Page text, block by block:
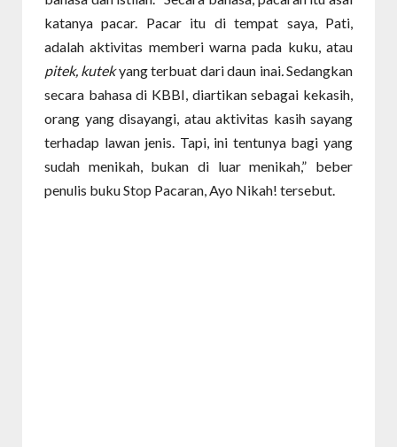
katanya pacar. Pacar itu di tempat saya, Pati,
adalah aktivitas memberi warna pada kuku, atau
pitek, kutekyang terbuat dari daun inai.Sedangkan
secara bahasa di KBBI, diartikan sebagai kekasih,
orang yang disayangi, atau aktivitas kasih sayang
terhadap lawan jenis. Tapi, ini tentunya bagi yang
sudah menikah, bukan di luar menikah,” beber
penulis buku Stop Pacaran, Ayo Nikah! tersebut.